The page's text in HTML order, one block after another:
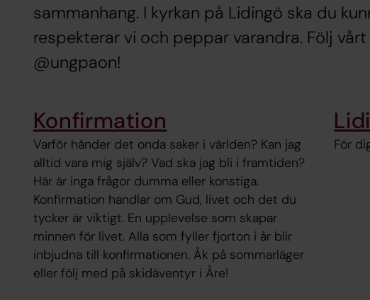
sammanhang. I kyrkan på Lidingö ska du
respekterar vi och peppar varandra. Följ
@ungpaon!
Konfirmation
Varför händer det onda saker i världen? Kan jag
alltid vara mig själv? Vad ska jag bli i framtiden?
Här är inga frågor dumma eller konstiga.
Konfirmation handlar om Gud, livet och det du
tycker är viktigt. En upplevelse som skapar
minnen för livet. Alla som fyller fjorton i år blir
inbjudna till konfirmationen. Åk på sommarläger
eller följ med på skidäventyr i Åre!
För